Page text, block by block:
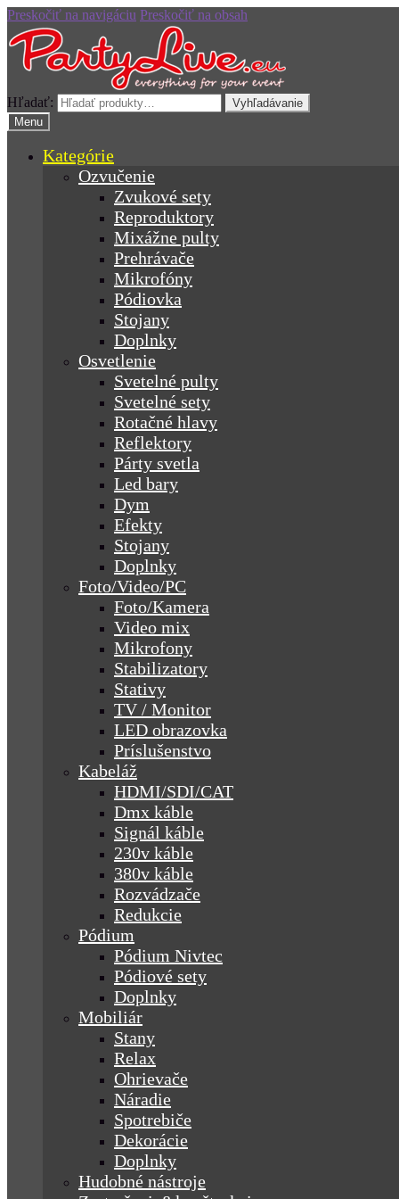
Preskočiť na navigáciu Preskočiť na obsah
Hľadať:
Vyhľadávanie
Menu
Kategórie
Ozvučenie
Zvukové sety
Reproduktory
Mixážne pulty
Prehrávače
Mikrofóny
Pódiovka
Stojany
Doplnky
Osvetlenie
Svetelné pulty
Svetelné sety
Rotačné hlavy
Reflektory
Párty svetla
Led bary
Dym
Efekty
Stojany
Doplnky
Foto/Video/PC
Foto/Kamera
Video mix
Mikrofony
Stabilizatory
Stativy
TV / Monitor
LED obrazovka
Príslušenstvo
Kabeláž
HDMI/SDI/CAT
Dmx káble
Signál káble
230v káble
380v káble
Rozvádzače
Redukcie
Pódium
Pódium Nivtec
Pódiové sety
Doplnky
Mobiliár
Stany
Relax
Ohrievače
Náradie
Spotrebiče
Dekorácie
Doplnky
Hudobné nástroje